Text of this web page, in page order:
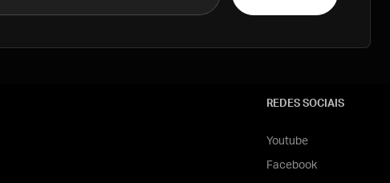
REDES SOCIAIS
Youtube
Facebook